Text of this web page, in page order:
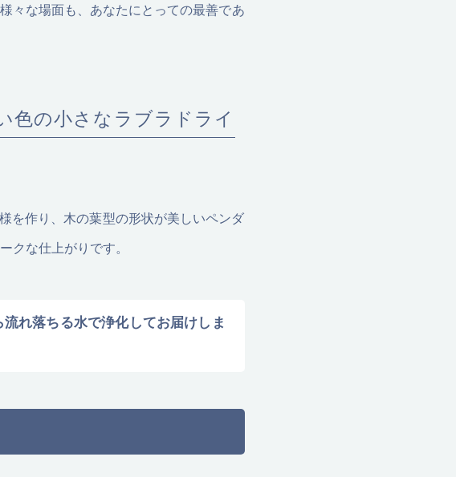
々な場面も、あなたにとっての最善であ
色の小さなラブラドライ
を作り、木の葉型の形状が美しいペンダ
クな仕上がりです。
れ落ちる水で浄化してお届けしま